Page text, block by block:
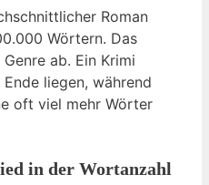
Roman
Wörtern. Das
ab. Ein Krimi
liegen, während
oft viel mehr Wörter
in der Wortanzahl